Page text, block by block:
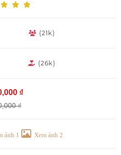
(21k)
(26k)
₫
₫
ảnh 1 Xem ảnh 2